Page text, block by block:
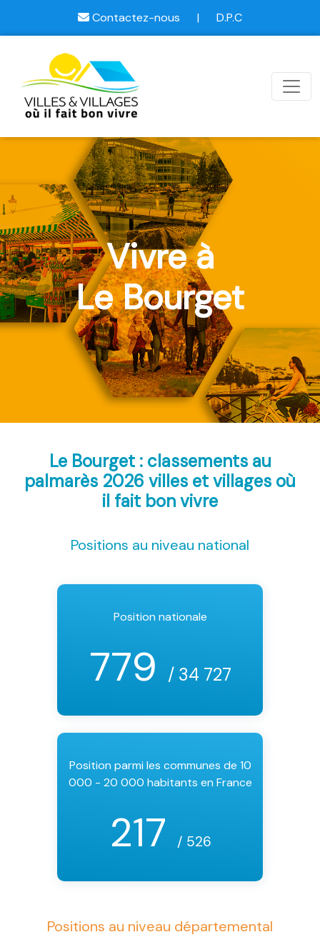
Contactez-nous | D.P.C
Vivre à
Le Bourget
Le Bourget : classements au
palmarès 2026 villes et villages où
il fait bon vivre
Positions au niveau national
Position nationale
779 / 34 727
Position parmi les communes de 10
000 - 20 000 habitants en France
217 / 526
Positions au niveau départemental